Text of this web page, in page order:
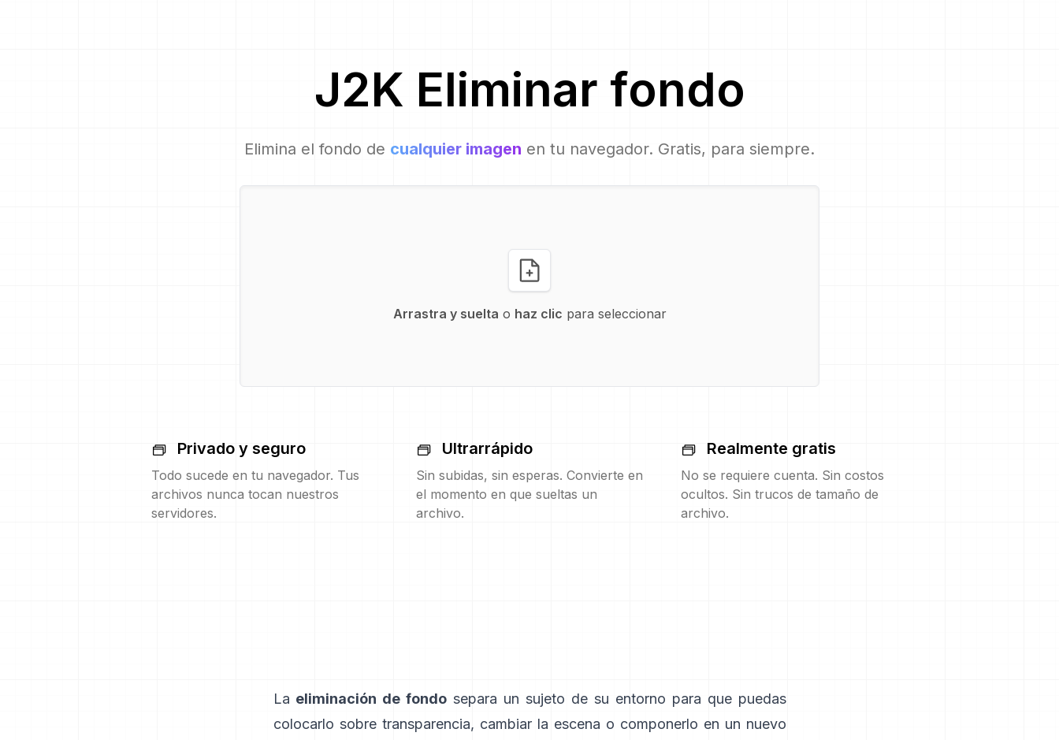
J2K Eliminar fondo
Elimina el fondo de cualquier imagen en tu navegador. Gratis, para siempre.
Arrastra y suelta o haz clic para seleccionar
Privado y seguro
Todo sucede en tu navegador. Tus
archivos nunca tocan nuestros
servidores.
Ultrarrápido
Sin subidas, sin esperas. Convierte en
el momento en que sueltas un
archivo.
Realmente gratis
No se requiere cuenta. Sin costos
ocultos. Sin trucos de tamaño de
archivo.
La eliminación de fondo separa un sujeto de su entorno para que puedas
colocarlo sobre transparencia, cambiar la escena o componerlo en un nuevo